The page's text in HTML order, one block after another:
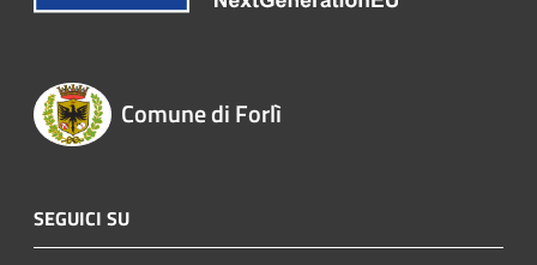
Comune di Forlì
SEGUICI SU